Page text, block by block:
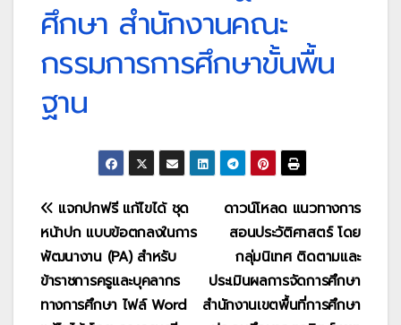
ศึกษา สำนักงานคณะ
กรรมการการศึกษาขั้นพื้น
ฐาน
แนะแนว
เรื่อง
ดาวน์โหลด แนวทางการ
สอนประวัติศาสตร์ โดย
กลุ่มนิเทศ ติดตามและ
ประเมินผลการจัดการศึกษา
สำนักงานเขตพื้นที่การศึกษา
แจกปกฟรี แก้ไขได้ ชุด
หน้าปก แบบข้อตกลงในการ
พัฒนางาน (PA) สำหรับ
ข้าราชการครูและบุคลากร
ทางการศึกษา ไฟล์ Word